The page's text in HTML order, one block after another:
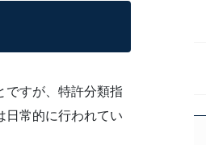
ですが、特許分類指
日常的に行われてい